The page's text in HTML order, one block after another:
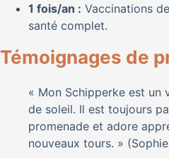
1 fois/an : Vaccinations
santé complet.
Témoignages de
« Mon Schipperke est un
de soleil. Il est toujours
promenade et adore
nouveaux tours. »